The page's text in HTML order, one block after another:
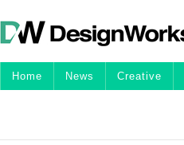
Home News Creative